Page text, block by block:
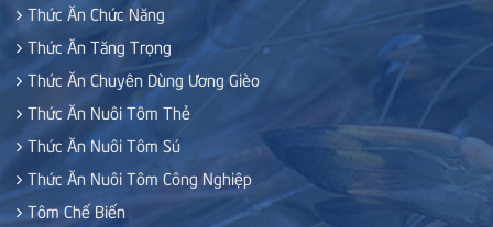
Thức Ăn Chức Năng
Thức Ăn Tăng Trọng
Thức Ăn Chuyên Dùng Ương Gièo
Thức Ăn Nuôi Tôm Thẻ
Thức Ăn Nuôi Tôm Sú
Thức Ăn Nuôi Tôm Công Nghiệp
Tôm Chế Biến